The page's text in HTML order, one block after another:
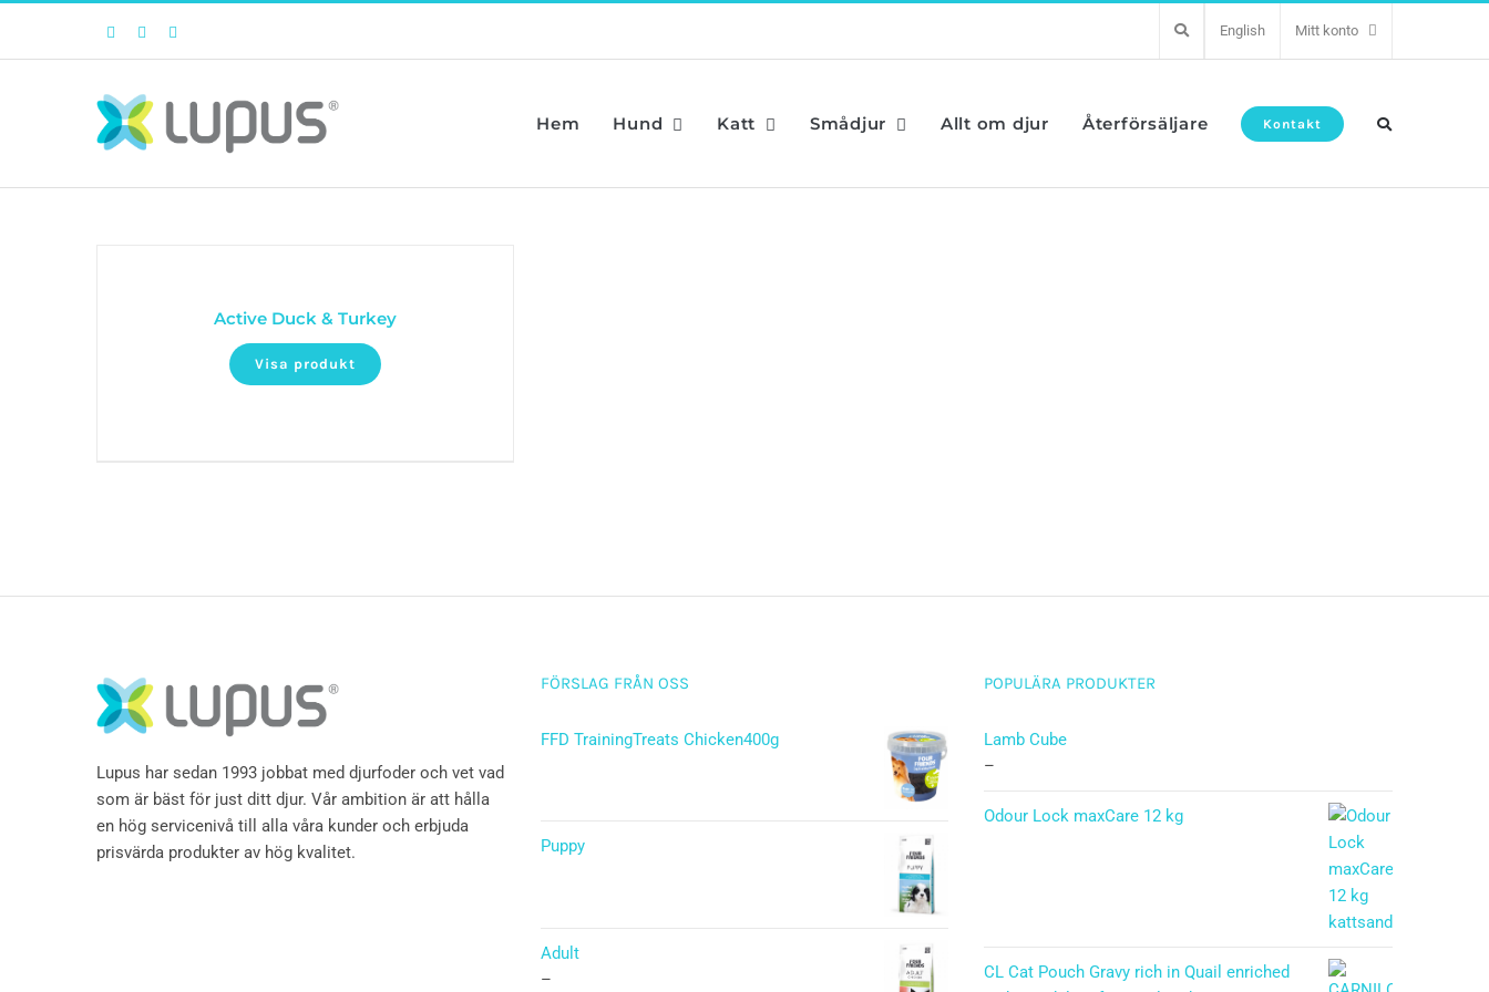
Facebook
Twitter English Mitt konto
Hem Hund Katt Smådjur Allt om djur Återförsäljare Kontakt
Active Duck & Turkey
Visa produkt
Lupus har sedan 1993 jobbat med djurfoder och vet vad
som är bäst för just ditt djur. Vår ambition är att hålla
en hög servicenivå till alla våra kunder och erbjuda
prisvärda produkter av hög kvalitet.
FÖRSLAG FRÅN OSS
FFD TrainingTreats Chicken400g
Puppy
Adult
–
POPULÄRA PRODUKTER
Lamb Cube
–
Odour Lock maxCare 12 kg
CL Cat Pouch Gravy rich in Quail enriched